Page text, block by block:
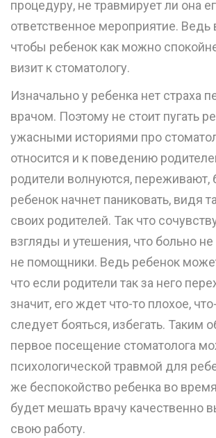
процедуру, не травмирует ли она
ответственное мероприятие. Ведь
чтобы ребенок как можно
визит к стоматологу.
Изначально у ребенка нет страха
врачом. Поэтому не стоит пугать
ужасными историями про
относится и к поведению
родители волнуются, переживают,
ребенок начнет паниковать, видя
своих родителей. Так что
взгляды и утешения, что больно
не помощники. Ведь ребенок
что если родители так за него
значит, его ждет что-то плохое,
следует бояться, избегать. Таким
первое посещение стоматолога
психологической травмой для
же беспокойство ребенка во
будет мешать врачу качественно
свою работу.